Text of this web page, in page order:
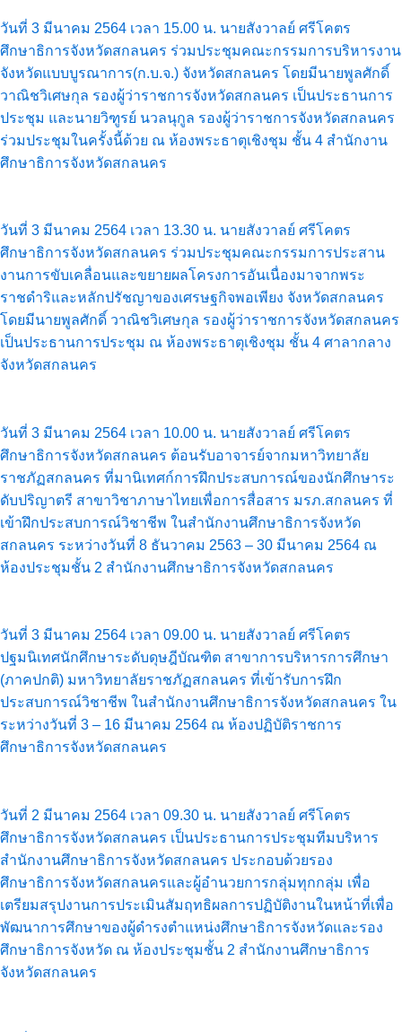
วันที่ 3 มีนาคม 2564 เวลา 15.00 น. นายสังวาลย์ ศรีโคตร
ศึกษาธิการจังหวัดสกลนคร ร่วมประชุมคณะกรรมการบริหารงาน
จังหวัดแบบบูรณาการ(ก.บ.จ.) จังหวัดสกลนคร โดยมีนายพูลศักดิ์
วาณิชวิเศษกุล รองผู้ว่าราชการจังหวัดสกลนคร เป็นประธานการ
ประชุม และนายวิฑูรย์ นวลนุกูล รองผู้ว่าราชการจังหวัดสกลนคร
ร่วมประชุมในครั้งนี้ด้วย ณ ห้องพระธาตุเชิงชุม ชั้น 4 สำนักงาน
ศึกษาธิการจังหวัดสกลนคร
วันที่ 3 มีนาคม 2564 เวลา 13.30 น. นายสังวาลย์ ศรีโคตร
ศึกษาธิการจังหวัดสกลนคร ร่วมประชุมคณะกรรมการประสาน
งานการขับเคลื่อนและขยายผลโครงการอันเนื่องมาจากพระ
ราชดำริและหลักปรัชญาของเศรษฐกิจพอเพียง จังหวัดสกลนคร
โดยมีนายพูลศักดิ์ วาณิชวิเศษกุล รองผู้ว่าราชการจังหวัดสกลนคร
เป็นประธานการประชุม ณ ห้องพระธาตุเชิงชุม ชั้น 4 ศาลากลาง
จังหวัดสกลนคร
วันที่ 3 มีนาคม 2564 เวลา 10.00 น. นายสังวาลย์ ศรีโคตร
ศึกษาธิการจังหวัดสกลนคร ต้อนรับอาจารย์จากมหาวิทยาลัย
ราชภัฏสกลนคร ที่มานิเทศก์การฝึกประสบการณ์ของนักศึกษาระ
ดับปริญาตรี สาขาวิชาภาษาไทยเพื่อการสื่อสาร มรภ.สกลนคร ที่
เข้าฝึกประสบการณ์วิชาชีพ ในสำนักงานศึกษาธิการจังหวัด
สกลนคร ระหว่างวันที่ 8 ธันวาคม 2563 – 30 มีนาคม 2564 ณ
ห้องประชุมชั้น 2 สำนักงานศึกษาธิการจังหวัดสกลนคร
วันที่ 3 มีนาคม 2564 เวลา 09.00 น. นายสังวาลย์ ศรีโคตร
ปฐมนิเทศนักศึกษาระดับดุษฎีบัณฑิต สาขาการบริหารการศึกษา
(ภาคปกติ) มหาวิทยาลัยราชภัฏสกลนคร ที่เข้ารับการฝึก
ประสบการณ์วิชาชีพ ในสำนักงานศึกษาธิการจังหวัดสกลนคร ใน
ระหว่างวันที่ 3 – 16 มีนาคม 2564 ณ ห้องปฏิบัติราชการ
ศึกษาธิการจังหวัดสกลนคร
วันที่ 2 มีนาคม 2564 เวลา 09.30 น. นายสังวาลย์ ศรีโคตร
ศึกษาธิการจังหวัดสกลนคร เป็นประธานการประชุมทีมบริหาร
สำนักงานศึกษาธิการจังหวัดสกลนคร ประกอบด้วยรอง
ศึกษาธิการจังหวัดสกลนครและผู้อำนวยการกลุ่มทุกกลุ่ม เพื่อ
เตรียมสรุปงานการประเมินสัมฤทธิผลการปฏิบัติงานในหน้าที่เพื่อ
พัฒนาการศึกษาของผู้ดำรงตำแหน่งศึกษาธิการจังหวัดและรอง
ศึกษาธิการจังหวัด ณ ห้องประชุมชั้น 2 สำนักงานศึกษาธิการ
จังหวัดสกลนคร